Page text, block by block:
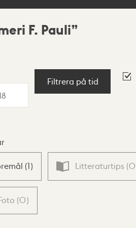
F. Pauli
Filtrera på tid
(1) Litteraturtips (0
(0)